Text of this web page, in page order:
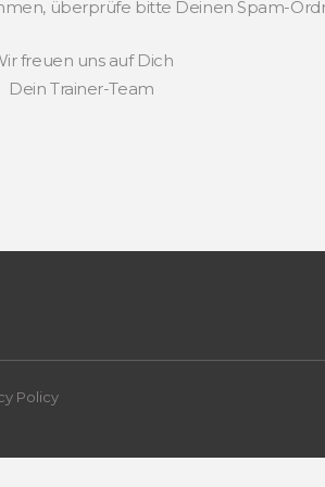
überprüfe bitte Deinen Spam-
freuen uns auf Dich
Dein Trainer-Team
Policy